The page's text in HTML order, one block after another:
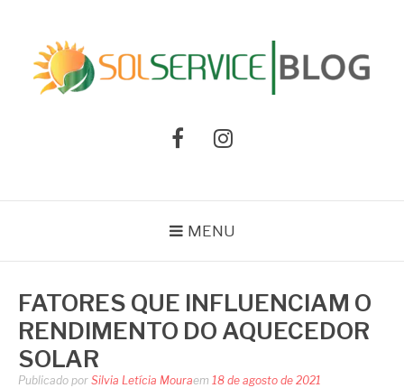
conteúdo
BLOG SOLSERVICE
FacebookInstagram
MENU
FATORES QUE INFLUENCIAM O
RENDIMENTO DO AQUECEDOR
SOLAR
Publicado por Silvia Letícia Mouraem 18 de agosto de 2021